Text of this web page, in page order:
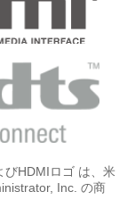
HDMIロゴ は、米
Inc. の商